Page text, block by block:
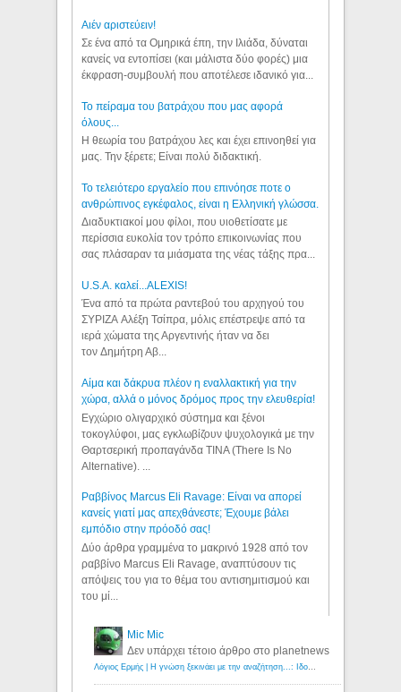
Aιέν αριστεύειν!
Σε ένα από τα Ομηρικά έπη, την Ιλιάδα, δύναται
κανείς να εντοπίσει (και μάλιστα δύο φορές) μια
έκφραση-συμβουλή που αποτέλεσε ιδανικό για...
Το πείραμα του βατράχου που μας αφορά
όλους...
Η θεωρία του βατράχου λες και έχει επινοηθεί για
μας. Την ξέρετε; Είναι πολύ διδακτική.
Το τελειότερο εργαλείο που επινόησε ποτε ο
ανθρώπινος εγκέφαλος, είναι η Ελληνική γλώσσα.
Διαδυκτιακοί μου φίλοι, που υιοθετίσατε με
περίσσια ευκολία τον τρόπο επικοινωνίας που
σας πλάσαραν τα μιάσματα της νέας τάξης πρα...
U.S.A. καλεί...ALEXIS!
Ένα από τα πρώτα ραντεβού του αρχηγού του
ΣΥΡΙΖΑ Αλέξη Τσίπρα, μόλις επέστρεψε από τα
ιερά χώματα της Αργεντινής ήταν να δει
τον Δημήτρη Αβ...
Αίμα και δάκρυα πλέον η εναλλακτική για την
χώρα, αλλά ο μόνος δρόμος προς την ελευθερία!
Εγχώριο ολιγαρχικό σύστημα και ξένοι
τοκογλύφοι, μας εγκλωβίζουν ψυχολογικά με την
Θαρτσερική προπαγάνδα TINA (There Is No
Alternative). ...
Ραββίνος Marcus Eli Ravage: Είναι να απορεί
κανείς γιατί μας απεχθάνεστε; Έχουμε βάλει
εμπόδιο στην πρόοδό σας!
Δύο άρθρα γραμμένα το μακρινό 1928 από τον
ραββίνο Marcus Eli Ravage, αναπτύσουν τις
απόψεις του για το θέμα του αντισημιτισμού και
του μί...
Mic Mic
Δεν υπάρχει τέτοιο άρθρο στο planetnews
Λόγιος Ερμής | Η γνώση ξεκινάει με την αναζήτηση...: Ιδού οι 18 που χρωστούν 11 δις ευρώ!